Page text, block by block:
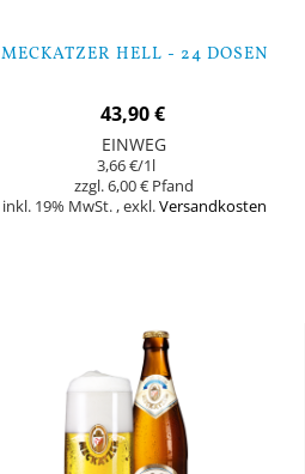
MECKATZER HELL - 24 DOSEN
43,90 €
EINWEG
3,66 €/1l
6,00 €
inkl. 19% MwSt.,exkl.Versandkosten